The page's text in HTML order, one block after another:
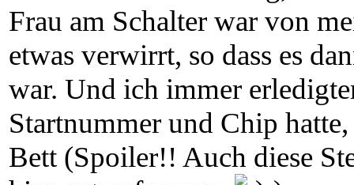
Frau am Schalter war von
etwas verwirrt, so dass es
war. Und ich immer
Startnummer und Chip
Bett (Spoiler!! Auch diese